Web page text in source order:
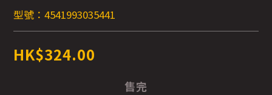
型號：4541993035441
HK$324.00
售完